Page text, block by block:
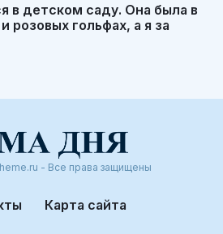
в детском саду. Она была в
розовых гольфах, а я за
- Все права защищены
Карта сайта